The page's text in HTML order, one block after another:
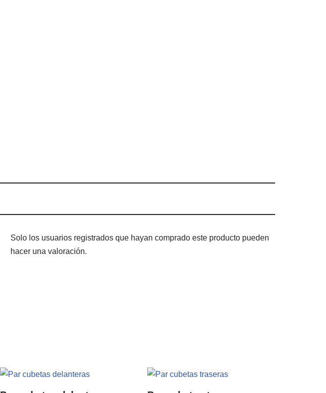
Solo los usuarios registrados que hayan comprado este producto pueden
hacer una valoración.